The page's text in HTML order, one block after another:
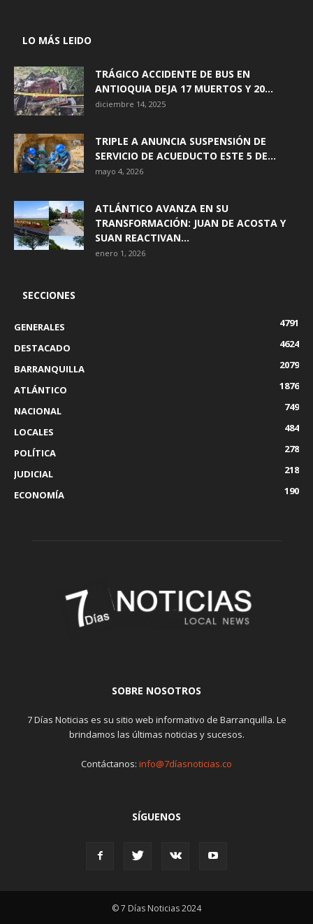
LO MÁS LEIDO
TRÁGICO ACCIDENTE DE BUS EN
ANTIOQUIA DEJA 17 MUERTOS Y 20...
diciembre 14, 2025
TRIPLE A ANUNCIA SUSPENSIÓN DE
SERVICIO DE ACUEDUCTO ESTE 5 DE...
mayo 4, 2026
ATLÁNTICO AVANZA EN SU
TRANSFORMACIÓN: JUAN DE ACOSTA Y
SUAN REACTIVAN...
enero 1, 2026
SECCIONES
GENERALES
4791
DESTACADO
4624
BARRANQUILLA
2079
ATLÁNTICO
1876
NACIONAL
749
LOCALES
484
POLÍTICA
278
JUDICIAL
218
ECONOMÍA
190
SOBRE NOSOTROS
7 Días Noticias es su sitio web informativo de Barranquilla. Le
brindamos las últimas noticias y sucesos.
Contáctanos: info@7díasnoticias.co
SÍGUENOS
© 7 Días Noticias 2024